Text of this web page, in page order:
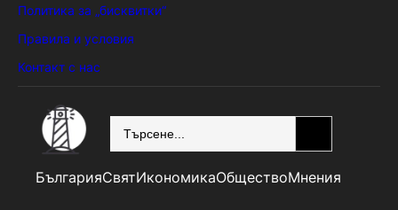
Политика за „бисквитки“
Правила и условия
Контакт с нас
БългарияСвятИкономикаОбществоМнения